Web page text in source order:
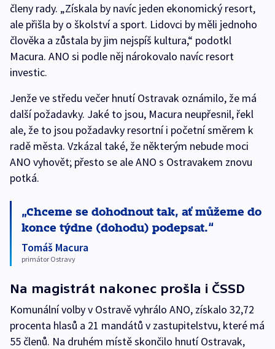
členy rady. „Získala by navíc jeden ekonomický resort,
ale přišla by o školství a sport. Lidovci by měli jednoho
člověka a zůstala by jim nejspíš kultura,“ podotkl
Macura. ANO si podle něj nárokovalo navíc resort
investic.
Jenže ve středu večer hnutí Ostravak oznámilo, že má
další požadavky. Jaké to jsou, Macura neupřesnil, řekl
ale, že to jsou požadavky resortní i početní směrem k
radě města. Vzkázal také, že některým nebude moci
ANO vyhovět; přesto se ale ANO s Ostravakem znovu
potká.
Chceme se dohodnout tak, ať můžeme do
konce týdne (dohodu) podepsat.
Tomáš Macura
primátor Ostravy
Na magistrát nakonec prošla i ČSSD
Komunální volby v Ostravě vyhrálo ANO, získalo 32,72
procenta hlasů a 21 mandátů v zastupitelstvu, které má
55 členů. Na druhém místě skončilo hnutí Ostravak,